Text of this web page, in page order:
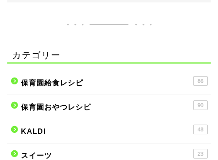
カテゴリー
保育園給食レシピ 86
保育園おやつレシピ 90
KALDI 48
スイーツ 23